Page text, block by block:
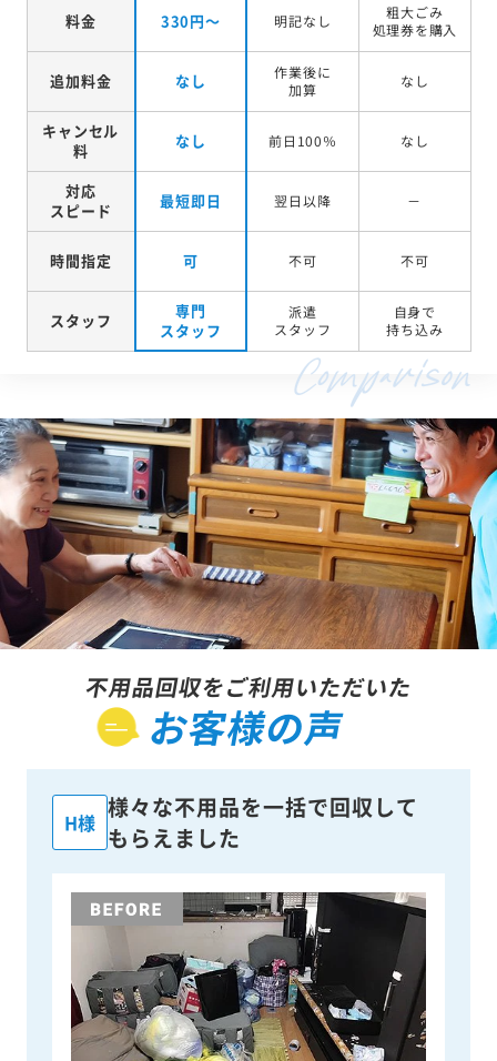
料金 330円～ 明記なし
粗大ごみ
処理券を購入
追加料金 なし
作業後に
加算
なし
キャンセル
料
なし 前日100％ なし
対応
スピード
最短即日 翌日以降 －
時間指定 可 不可 不可
スタッフ
専門
スタッフ
派遣
スタッフ
自身で
持ち込み
不用品回収をご利用いただいた
お客様の声
H様
様々な不用品を一括で回収して
もらえました